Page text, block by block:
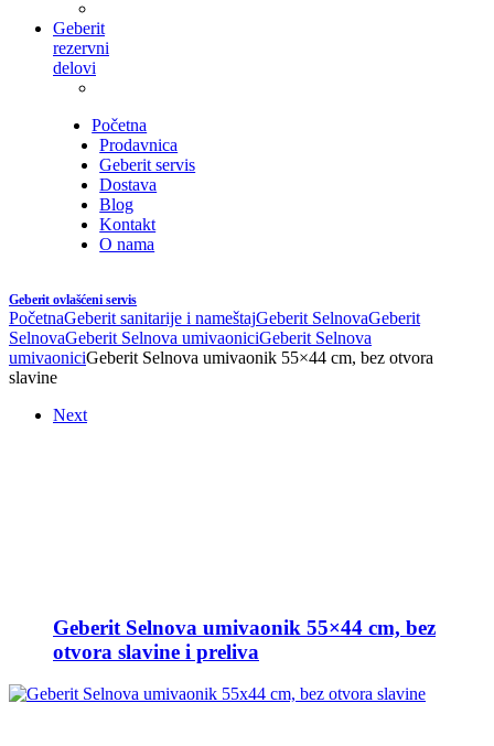
Geberit
rezervni
delovi
Početna
Prodavnica
Geberit servis
Dostava
Blog
Kontakt
O nama
Geberit ovlašćeni servis
PočetnaGeberit sanitarije i nameštajGeberit SelnovaGeberit
SelnovaGeberit Selnova umivaoniciGeberit Selnova
umivaoniciGeberit Selnova umivaonik 55×44 cm, bez otvora
slavine
Next
Geberit Selnova umivaonik 55×44 cm, bez
otvora slavine i preliva